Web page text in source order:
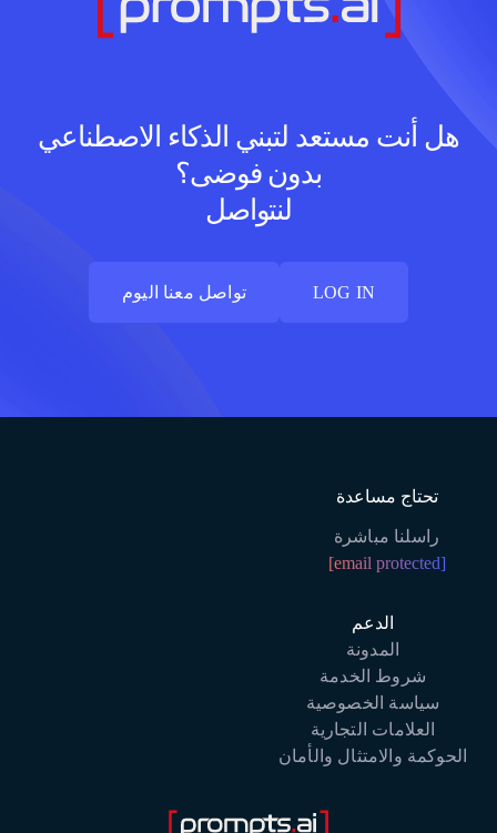
هل أنت مستعد لتبني الذكاء الاصطناعي
بدون فوضى؟
لنتواصل
تواصل معنا اليوم
LOG IN
تحتاج مساعدة
راسلنا مباشرة
[email protected]
الدعم
المدونة
شروط الخدمة
سياسة الخصوصية
العلامات التجارية
الحوكمة والامتثال والأمان